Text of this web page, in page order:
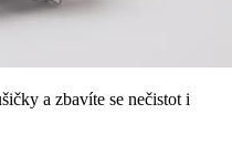
a zbavíte se nečistot i